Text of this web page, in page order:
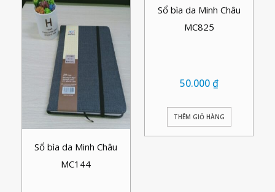
Sổ bìa da Minh Châu
MC144
Sổ bìa da Minh Châu
MC825
50.000₫
THÊM GIỎ HÀNG